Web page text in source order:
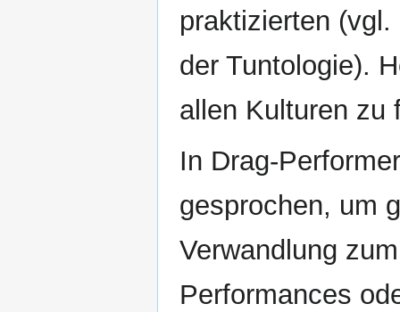
praktizierten
der Tuntologie).
allen Kulturen zu
In Drag-
gesprochen, um
Verwandlung
Performances